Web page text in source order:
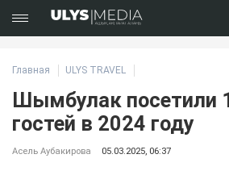
Главная ULYS TRAVEL
Шымбулак посетили
гостей в 2024 году
Асель Аубакирова 05.03.2025, 06:37